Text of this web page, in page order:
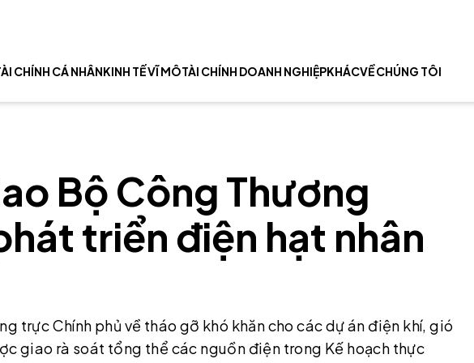
CHÍNH CÁ NHÂNKINH TẾ VĨ MÔTÀI CHÍNH DOANH NGHIỆPKHÁCVỀ CHÚNG TÔI
Bộ Công Thương
triển điện hạt nhân
trực Chính phủ về tháo gỡ khó khăn cho các dự án điện khí, gió
giao rà soát tổng thể các nguồn điện trong Kế hoạch thực